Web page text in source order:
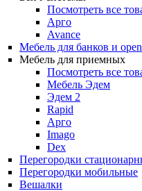
Посмотреть все
Арго
Avance
Мебель для банков и
Мебель для приемных
Посмотреть все
Мебель Эдем
Эдем 2
Rapid
Арго
Imago
Dex
Перегородки
Перегородки мобильные
Вешалки